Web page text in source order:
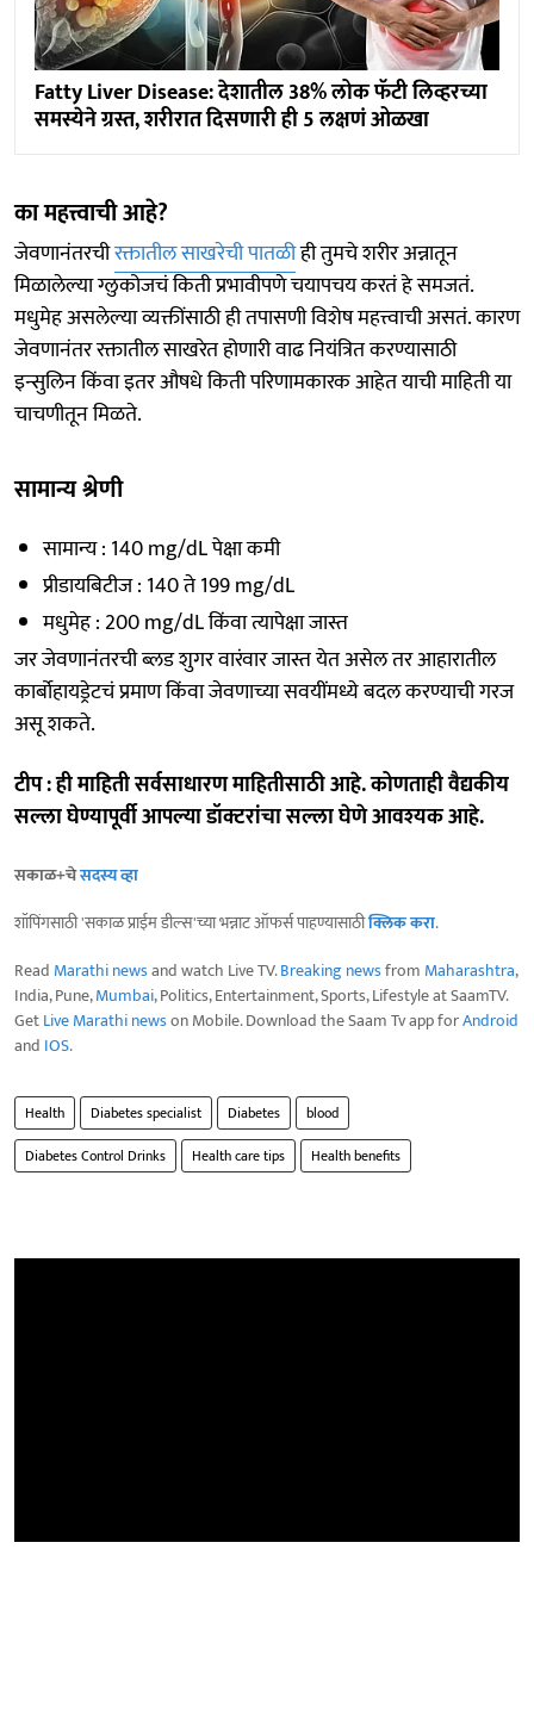
Fatty Liver Disease: देशातील 38% लोक फॅटी लिव्हरच्या
समस्येने ग्रस्त, शरीरात दिसणारी ही 5 लक्षणं ओळखा
का महत्त्वाची आहे?
जेवणानंतरचीरक्तातील साखरेची पातळीही तुमचे शरीर अन्नातून
मिळालेल्या ग्लुकोजचं किती प्रभावीपणे चयापचय करतं हे समजतं.
मधुमेह असलेल्या व्यक्तींसाठी ही तपासणी विशेष महत्त्वाची असतं. कारण
जेवणानंतर रक्तातील साखरेत होणारी वाढ नियंत्रित करण्यासाठी
इन्सुलिन किंवा इतर औषधे किती परिणामकारक आहेत याची माहिती या
चाचणीतून मिळते.
सामान्य श्रेणी
सामान्य : 140 mg/dL पेक्षा कमी
प्रीडायबिटीज : 140 ते 199 mg/dL
मधुमेह : 200 mg/dL किंवा त्यापेक्षा जास्त
जर जेवणानंतरची ब्लड शुगर वारंवार जास्त येत असेल तर आहारातील
कार्बोहायड्रेटचं प्रमाण किंवा जेवणाच्या सवयींमध्ये बदल करण्याची गरज
असू शकते.
टीप : ही माहिती सर्वसाधारण माहितीसाठी आहे. कोणताही वैद्यकीय
सल्ला घेण्यापूर्वी आपल्या डॉक्टरांचा सल्ला घेणे आवश्यक आहे.
सकाळ+चेसदस्य व्हा
शॉपिंगसाठी 'सकाळ प्राईम डील्स'च्या भन्नाट ऑफर्स पाहण्यासाठीक्लिक करा.
Read Marathi newsand watch Live TV.Breaking newsfrom Maharashtra,
India, Pune,Mumbai, Politics, Entertainment, Sports, Lifestyle at SaamTV.
GetLive Marathi newson Mobile. Download the Saam Tv app forAndroid
and IOS.
Health Diabetes specialist Diabetes
blood
Diabetes Control Drinks
Health care tips Health benefits